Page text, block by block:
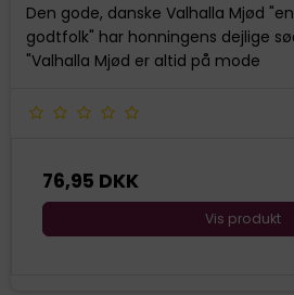
Den gode, danske Valhalla Mjød
godtfolk" har honningens dejlige
"Valhalla Mjød er altid på mode
76,95 DKK
Vis produkt